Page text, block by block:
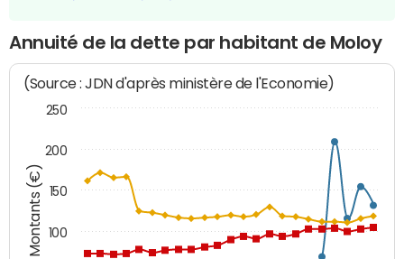
Annuité de la dette par habitant de Moloy
Montants (€)
(Source : JDN d'après ministère de l'Economie)
100
150
200
250